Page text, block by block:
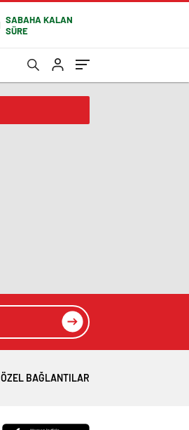
SABAHA KALAN
SÜRE
ÖZEL BAĞLANTILAR